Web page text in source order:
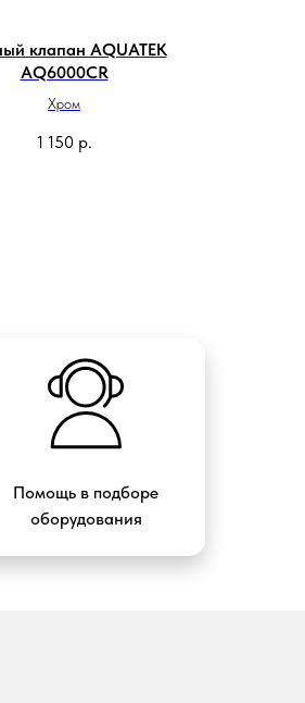
клапан AQUATEK
AQ6000CR
Хром
1 150 р.
Помощь в подборе
оборудования